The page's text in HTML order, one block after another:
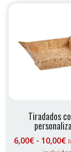
Tiradados
6,00€ - 10,00€